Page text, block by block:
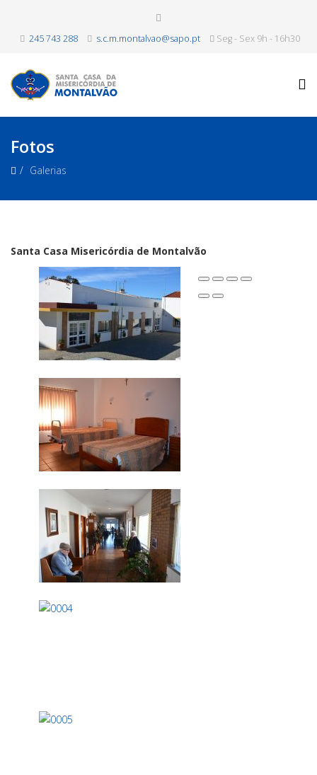
245 743 288 s.c.m.montalvao@sapo.pt Seg - Sex 9h - 16h30
Fotos
Galerias
Santa Casa Misericórdia de Montalvão